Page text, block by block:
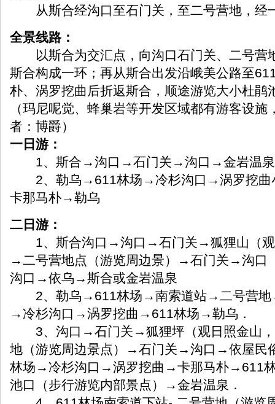
从斯合经沟口至石门关，至二号营地，经
全景线路：
以斯合为交汇点，向沟口石门关、二号营
斯合构成一环；再从斯合出发沿峨美公路至
朴、涡罗挖曲后折返斯合，顺途游览大小杜鹃
（玛尼呢觉、蜂巢岩等开发区域都有游客设
者：博爵）
一日游：
1、斯合→沟口→石门关→沟口→金岩温泉
2、勒乌→611林场→冷杉沟口→涡罗挖曲
卡那马朴→勒乌
二日游：
1、斯合沟口→沟口→石门关→狐狸山（观
→二号营地点（游览周边景）→石门关→沟
沟口→依乌→斯合或金岩温泉
2、勒乌→611林场→南索道站→二号营地
→冷杉沟口→涡罗挖曲→611林场→勒乌．
3、沟口→石门关→狐狸坪（观日照金山，
地（游览周边景点）→石门关→沟口→依屋民
林场→冷杉沟口→涡罗挖曲→卡那马朴→611
池口（步行游览内部景点）→金岩温泉．